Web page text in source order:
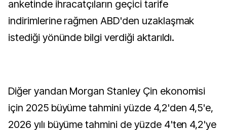
anketinde ihracatçıların geçici tarife
indirimlerine rağmen ABD'den uzaklaşmak
istediği yönünde bilgi verdiği aktarıldı.
Diğer yandan Morgan Stanley Çin ekonomisi
için 2025 büyüme tahmini yüzde 4,2'den 4,5'e,
2026 yılı büyüme tahmini de yüzde 4'ten 4,2'ye